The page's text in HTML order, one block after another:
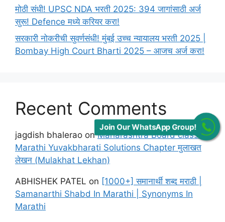
मोठी संधी! UPSC NDA भरती 2025: 394 जागांसाठी अर्ज
सुरू! Defence मध्ये करियर करा!
सरकारी नोकरीची सुवर्णसंधी! मुंबई उच्च न्यायालय भरती 2025 |
Bombay High Court Bharti 2025 – आजच अर्ज करा!
Recent Comments
jagdish bhalerao onMaharashtra Board class 12
Marathi Yuvakbharati Solutions Chapter मुलाखत
लेखन (Mulakhat Lekhan)
ABHISHEK PATEL on [1000+] समानार्थी शब्द मराठी |
Samanarthi Shabd In Marathi | Synonyms In
Marathi
Join Our WhatsApp Group!